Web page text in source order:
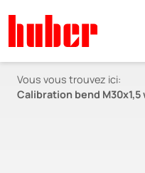
Vous vous trouvez ici:
Calibration bend